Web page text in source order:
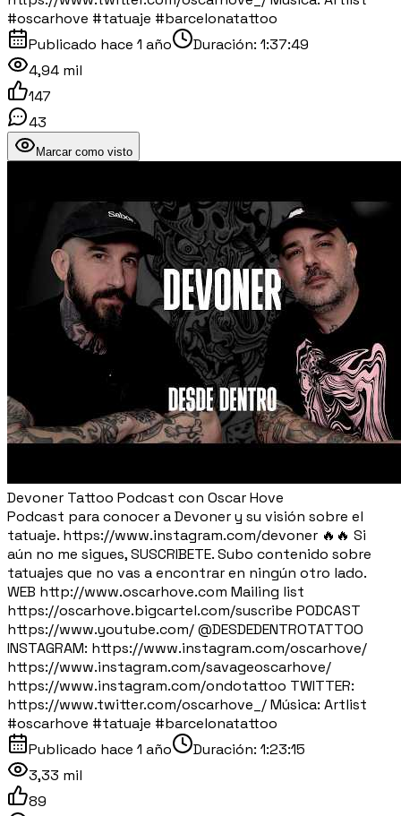
#oscarhove #tatuaje #barcelonatattoo
Publicado hace 1 año Duración: 1:37:49
4,94 mil
147
43
Marcar como visto
Devoner Tattoo Podcast con Oscar Hove
Podcast para conocer a Devoner y su visión sobre el
tatuaje. https://www.instagram.com/devoner 🔥🔥 Si
aún no me sigues, SUSCRIBETE. Subo contenido sobre
tatuajes que no vas a encontrar en ningún otro lado.
WEB http://www.oscarhove.com Mailing list
https://oscarhove.bigcartel.com/suscribe PODCAST
https://www.youtube.com/ ⁨@DESDEDENTROTATTOO⁩
INSTAGRAM: https://www.instagram.com/oscarhove/
https://www.instagram.com/savageoscarhove/
https://www.instagram.com/ondotattoo TWITTER:
https://www.twitter.com/oscarhove_/ Música: Artlist
#oscarhove #tatuaje #barcelonatattoo
Publicado hace 1 año Duración: 1:23:15
3,33 mil
89